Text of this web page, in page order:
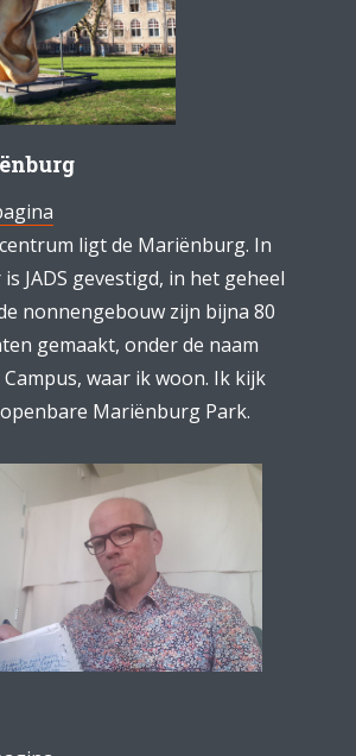
ligt de Mariënburg. In
JADS gevestigd, in het geheel
nonnengebouw zijn bijna 80
gemaakt, onder de naam
waar ik woon. Ik kijk
Mariënburg Park.